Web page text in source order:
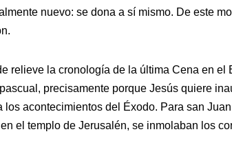
nuevo: se dona a sí mismo. De este
relieve la cronología de la última Cena en el
precisamente porque Jesús quiere
los acontecimientos del Éxodo. Para san
el templo de Jerusalén, se inmolaban los